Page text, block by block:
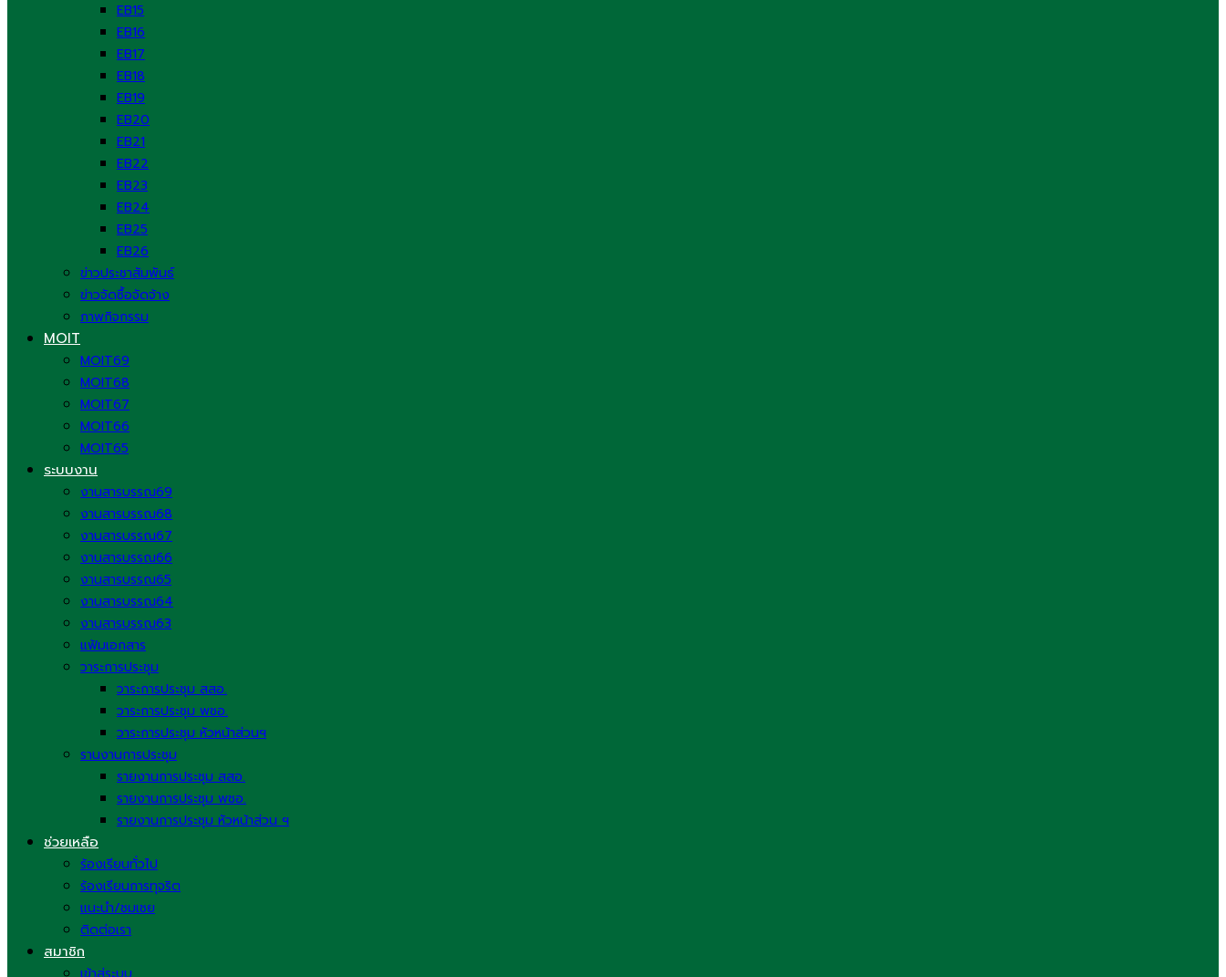
EB15
EB16
EB17
EB18
EB19
EB20
EB21
EB22
EB23
EB24
EB25
EB26
ข่าวประชาสัมพันธ์
ข่าวจัดซื้อจัดจ้าง
ภาพกิจกรรม
MOIT
MOIT69
MOIT68
MOIT67
MOIT66
MOIT65
ระบบงาน
งานสารบรรณ69
งานสารบรรณ68
งานสารบรรณ67
งานสารบรรณ66
งานสารบรรณ65
งานสารบรรณ64
งานสารบรรณ63
แฟ้มเอกสาร
วาระการประชุม
วาระการประชุม สสอ.
วาระการประชุม พชอ.
วาระการประชุม หัวหน้าส่วนฯ
รานงานการประชุม
รายงานการประชุม สสอ.
รายงานการประชุม พชอ.
รายงานการประชุม หัวหน้าส่วน ฯ
ช่วยเหลือ
ร้องเรียนทั่วไป
ร้องเรียนการทุจริต
แนะนำ/ชมเชย
ติดต่อเรา
สมาชิก